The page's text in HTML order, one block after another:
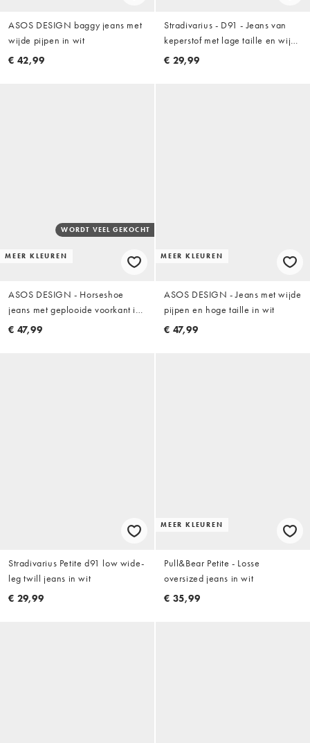
ASOS DESIGN baggy jeans met
wijde pijpen in wit
€ 42,99
Stradivarius - D91 - Jeans van
keperstof met lage taille en wijde
pijpen in vanille
€ 29,99
MEER KLEUREN
WORDT VEEL GEKOCHT
ASOS DESIGN - Horseshoe
jeans met geplooide voorkant in
wit
€ 47,99
MEER KLEUREN
ASOS DESIGN - Jeans met wijde
pijpen en hoge taille in wit
€ 47,99
Stradivarius Petite d91 low wide-
leg twill jeans in wit
€ 29,99
MEER KLEUREN
Pull&Bear Petite - Losse
oversized jeans in wit
€ 35,99